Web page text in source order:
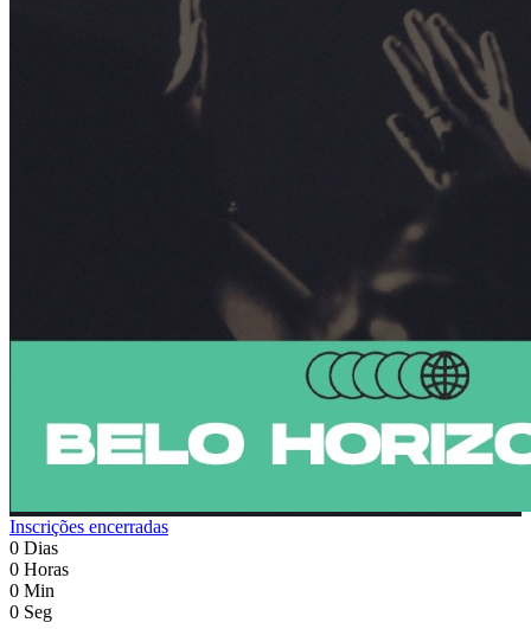
Inscrições encerradas
0 Dias
0 Horas
0 Min
0 Seg